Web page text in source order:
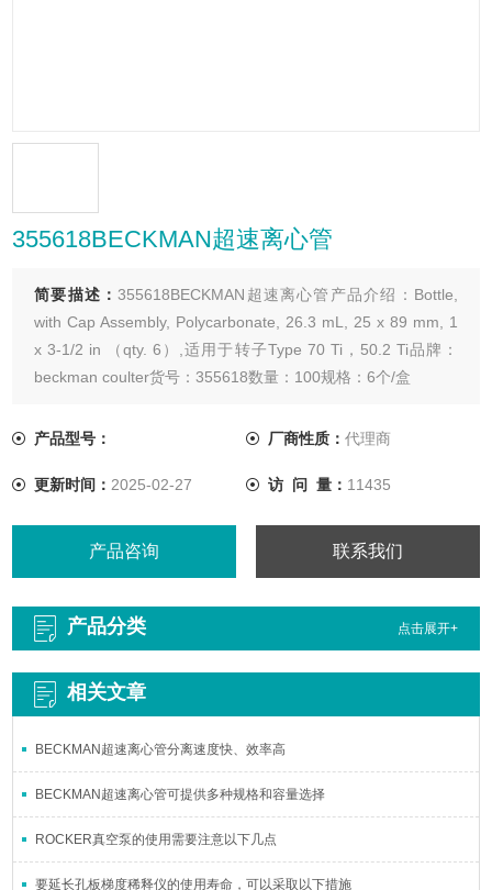
355618BECKMAN超速离心管
简要描述：355618BECKMAN超速离心管产品介绍：Bottle,
with Cap Assembly, Polycarbonate, 26.3 mL, 25 x 89 mm, 1
x 3-1/2 in （qty. 6）,适用于转子Type 70 Ti，50.2 Ti品牌：
beckman coulter货号：355618数量：100规格：6个/盒
产品型号： 厂商性质： 代理商
更新时间： 2025-02-27 访 问 量： 11435
产品咨询 联系我们
产品分类 点击展开+
相关文章
BECKMAN超速离心管分离速度快、效率高
BECKMAN超速离心管可提供多种规格和容量选择
ROCKER真空泵的使用需要注意以下几点
要延长孔板梯度稀释仪的使用寿命，可以采取以下措施